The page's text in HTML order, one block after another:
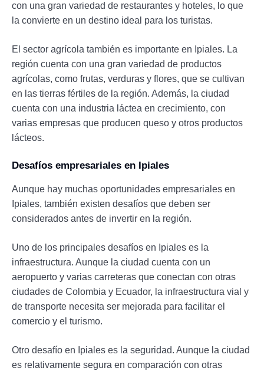
con una gran variedad de restaurantes y hoteles, lo que
la convierte en un destino ideal para los turistas.
El sector agrícola también es importante en Ipiales. La
región cuenta con una gran variedad de productos
agrícolas, como frutas, verduras y flores, que se cultivan
en las tierras fértiles de la región. Además, la ciudad
cuenta con una industria láctea en crecimiento, con
varias empresas que producen queso y otros productos
lácteos.
Desafíos empresariales en Ipiales
Aunque hay muchas oportunidades empresariales en
Ipiales, también existen desafíos que deben ser
considerados antes de invertir en la región.
Uno de los principales desafíos en Ipiales es la
infraestructura. Aunque la ciudad cuenta con un
aeropuerto y varias carreteras que conectan con otras
ciudades de Colombia y Ecuador, la infraestructura vial y
de transporte necesita ser mejorada para facilitar el
comercio y el turismo.
Otro desafío en Ipiales es la seguridad. Aunque la ciudad
es relativamente segura en comparación con otras